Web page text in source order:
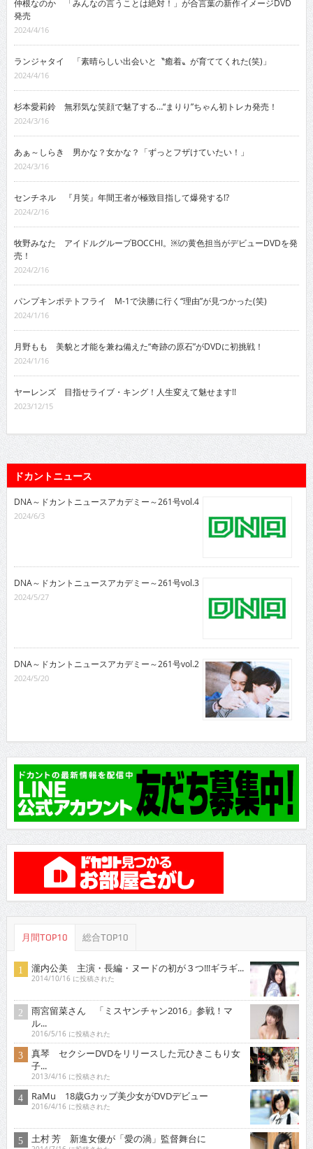
仲根なのか 「みんなの言うことは絶対！」が合言葉の新作イメージDVD
発売
2024/4/16
ランジャタイ 「素晴らしい出会いと〝癒着〟が育ててくれた(笑)」
2024/4/16
杉本愛莉鈴 無邪気な笑顔で魅了する…“まりり”ちゃん初トレカ発売！
2024/3/16
あぁ～しらき 男かな？女かな？「ずっとフザけていたい！」
2024/3/16
センチネル 『月笑』年間王者が極致目指して爆発する!?
2024/2/16
牧野みなた アイドルグループBOCCHI。￼の黄色担当がデビューDVDを発
売！
2024/2/16
パンプキンポテトフライ M-1で決勝に行く“理由”が見つかった(笑)
2024/1/16
月野もも 美貌と才能を兼ね備えた“奇跡の原石”がDVDに初挑戦！
2024/1/16
ヤーレンズ 目指せライブ・キング！人生変えて魅せます!!
2023/12/15
ドカントニュース
DNA～ドカントニュースアカデミー～261号vol.4
2024/6/3
DNA～ドカントニュースアカデミー～261号vol.3
2024/5/27
DNA～ドカントニュースアカデミー～261号vol.2
2024/5/20
月間TOP10 総合TOP10
瀧内公美 主演・長編・ヌードの初が３つ!!!ギラギ...
2014/10/16 に投稿された
雨宮留菜さん 「ミスヤンチャン2016」参戦！マ
ル...
2016/5/16 に投稿された
真琴 セクシーDVDをリリースした元ひきこもり女
子...
2013/4/16 に投稿された
RaMu 18歳Gカップ美少女がDVDデビュー
2016/4/16 に投稿された
土村 芳 新進女優が「愛の渦」監督舞台に